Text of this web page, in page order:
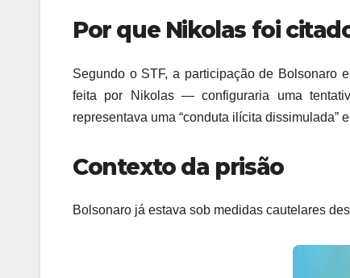
Por que Nikolas foi
Segundo o STF, a participação de Bolsonaro
feita por Nikolas — configuraria uma
representava uma “conduta ilícita dissimulada”
Contexto da prisão
Bolsonaro já estava sob medidas cautelares